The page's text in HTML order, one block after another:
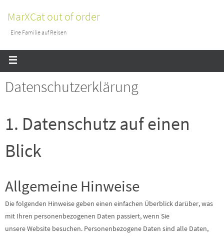
MarXCat out of order
Eine Familie auf Reisen
Datenschutzerklärung
1. Datenschutz auf einen
Blick
Allgemeine Hinweise
Die folgenden Hinweise geben einen einfachen Überblick darüber, was
mit Ihren personenbezogenen Daten passiert, wenn Sie
unsere Website besuchen. Personenbezogene Daten sind alle Daten,